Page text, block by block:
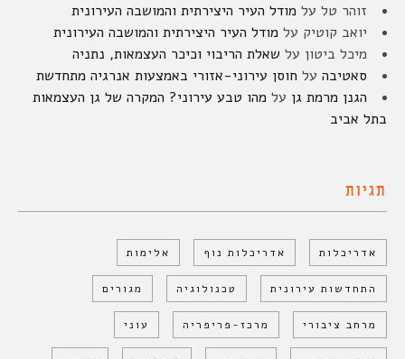
זוהר טל על מודל העיר היצירתית והמושבה העירונית
יואב קוטיק על מודל העיר היצירתית והמושבה העירונית
מיכל ביטון על שאלת הריבוי וכיכר העצמאות, נתניה
סאטיבה על חוסן עירוני-אזורי באמצעות אנרגיה מתחדשת
הגנן מרמת גן על מהו טבע עירוני? המקרה של גן העצמאות
בתל אביב
תגיות
אדריכלות אדריכלות נוף אלימות
התחדשות עירונית טכנולוגיה מגורים
מרחב ציבורי מרכז-פריפריה עוני